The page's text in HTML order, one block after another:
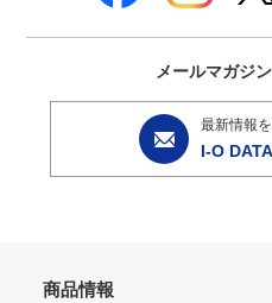
メールマガジン
最新情報
I-O
商品情報